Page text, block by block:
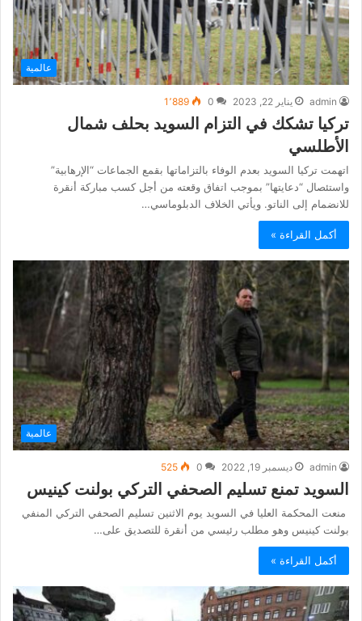
عالمية
admin يناير 22, 2023 0 1٬889
تركيا تشكك في التزام السويد بحلف شمال
الأطلسي
اتهمت تركيا السويد بعدم الوفاء بالتزاماتها بقمع الجماعات “الإرهابية”
واستئصال “دعايتها” بموجب اتفاق وقعته من أجل كسب مباركة أنقرة
للانضمام إلى الناتو. ويأتي الخلاف الدبلوماسي…
أكمل القراءة »
عالمية
admin ديسمبر 19, 2022 0
525
السويد تمنع تسليم الصحفي التركي بولنت كينيس
منعت المحكمة العليا في السويد يوم الاثنين تسليم الصحفي التركي المنفي
بولنت كينيس وهو مطلب رئيسي من أنقرة للتصديق على…
أكمل القراءة »